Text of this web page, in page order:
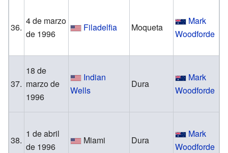
36.
4 de marzo
de 1996
Filadelfia Moqueta
Mark
Woodforde
37.
18 de
marzo de
1996
Indian
Wells
Dura
Mark
Woodforde
38.
1 de abril
de 1996
Miami Dura
Mark
Woodforde